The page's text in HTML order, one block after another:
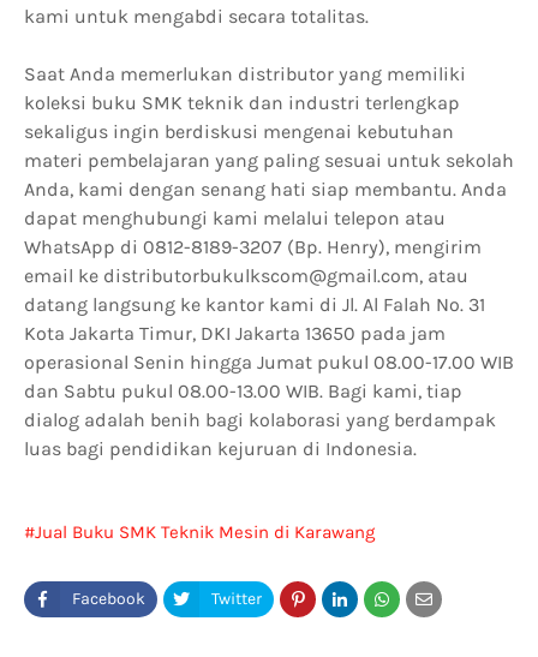
kami untuk mengabdi secara totalitas.
Saat Anda memerlukan distributor yang memiliki
koleksi buku SMK teknik dan industri terlengkap
sekaligus ingin berdiskusi mengenai kebutuhan
materi pembelajaran yang paling sesuai untuk sekolah
Anda, kami dengan senang hati siap membantu. Anda
dapat menghubungi kami melalui telepon atau
WhatsApp di 0812-8189-3207 (Bp. Henry), mengirim
email ke distributorbukulkscom@gmail.com, atau
datang langsung ke kantor kami di Jl. Al Falah No. 31
Kota Jakarta Timur, DKI Jakarta 13650 pada jam
operasional Senin hingga Jumat pukul 08.00-17.00 WIB
dan Sabtu pukul 08.00-13.00 WIB. Bagi kami, tiap
dialog adalah benih bagi kolaborasi yang berdampak
luas bagi pendidikan kejuruan di Indonesia.
Jual Buku SMK Teknik Mesin di Karawang